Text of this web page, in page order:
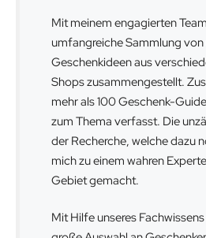
Mit meinem engagierten
umfangreiche Sammlung
Geschenkideen aus
Shops zusammengestellt.
mehr als 100 Geschenk-
zum Thema verfasst. Die
der Recherche, welche dazu
mich zu einem wahren
Gebiet gemacht.
Mit Hilfe unseres